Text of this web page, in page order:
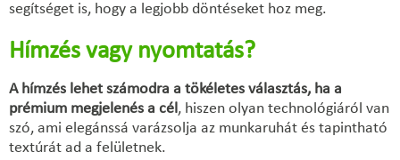
segítséget is, hogy a legjobb döntéseket hoz meg.
Hímzés vagy nyomtatás?
A hímzés lehet számodra a tökéletes választás, ha a
prémium megjelenés a cél, hiszen olyan technológiáról van
szó, ami elegánssá varázsolja az munkaruhát és tapintható
textúrát ad a felületnek.